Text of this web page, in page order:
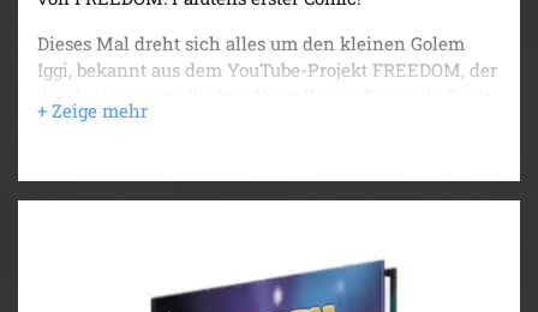
Dieses Mal dreht sich alles um den kleinen Golem
Iggi, bekannt aus dem YouTube-Projekt FREEDOM, der
voller Golems herbeiruft. Paluten und seine Freunde
Iggi wie einen verschollenen Bruder auf. In ihrer
Seite des Golem-Königs, wenn er sich als würdig